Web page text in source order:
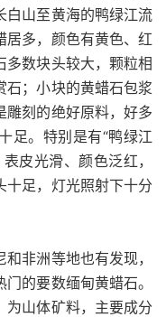
白山至黄海的鸭绿江流
居多，颜色有黄色、红
多数块头较大，颗粒相
石；小块的黄蜡石包浆
雕刻的绝好原料，好多
足。特别是有“鸭绿江
皮光滑、颜色泛红，
十足，灯光照射下十分
非洲等地也有发现，
的要数缅甸黄蜡石。
为山体矿料，主要成分